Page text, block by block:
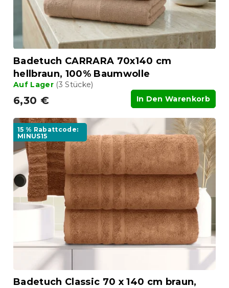
Badetuch CARRARA 70x140 cm
hellbraun, 100% Baumwolle
Auf Lager (3 Stücke)
6,30 € In Den Warenkorb
15 % Rabattcode:
MINUS15
Badetuch Classic 70 x 140 cm braun,